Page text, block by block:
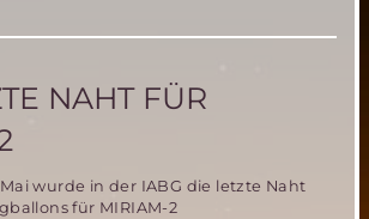
NAHT FÜR
wurde in der IABG die letzte Naht
für MIRIAM-2